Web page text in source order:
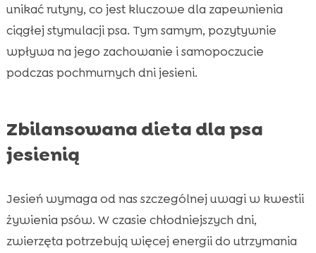
unikać rutyny, co jest kluczowe dla zapewnienia
ciągłej stymulacji psa. Tym samym, pozytywnie
wpływa na jego zachowanie i samopoczucie
podczas pochmurnych dni jesieni.
Zbilansowana dieta dla psa
jesienią
Jesień wymaga od nas szczególnej uwagi w kwestii
żywienia psów. W czasie chłodniejszych dni,
zwierzęta potrzebują więcej energii do utrzymania